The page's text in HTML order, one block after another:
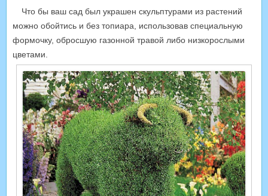
Что бы ваш сад был украшен скульптурами из растений
можно обойтись и без топиара, использовав специальную
формочку, обросшую газонной травой либо низкорослыми
цветами.